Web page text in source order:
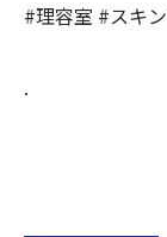
#理容室 #スキ
.